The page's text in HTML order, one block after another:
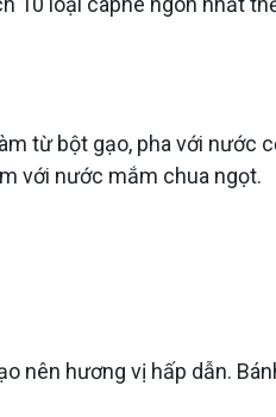
từ bột gạo, pha với nước
với nước mắm chua ngọt.
nên hương vị hấp dẫn.